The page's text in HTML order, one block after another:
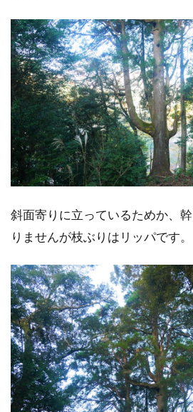
斜面寄りに立っているためか、
りませんが枝ぶりはリッパです。